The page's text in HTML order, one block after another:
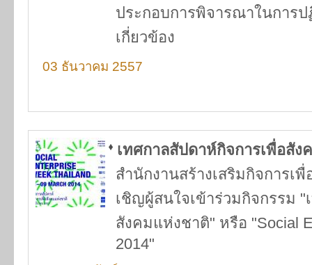
ประกอบการพิจารณาในการ
เกี่ยวข้อง
03 ธันวาคม 2557
เทศกาลสัปดาห์กิจการเพื่อสัง
สำนักงานสร้างเสริมกิจการเ
เชิญผู้สนใจเข้าร่วมกิจกรรม "
สังคมแห่งชาติ" หรือ "Social
2014"